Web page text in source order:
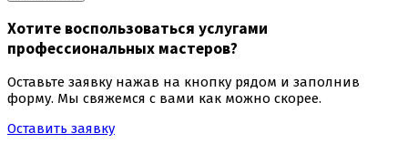
Хотите воспользоваться услугами
профессиональных мастеров?
Оставьте заявку нажав на кнопку рядом и заполнив
форму. Мы свяжемся с вами как можно скорее.
Оставить заявку